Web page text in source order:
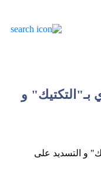
بـ"التكتيك" و